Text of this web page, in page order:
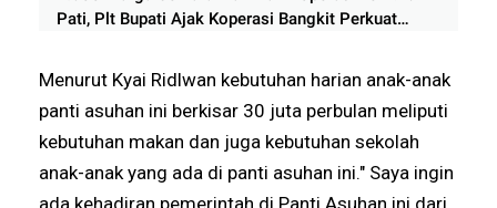
Pati, Plt Bupati Ajak Koperasi Bangkit Perkuat
Menurut Kyai Ridlwan kebutuhan harian anak-anak
panti asuhan ini berkisar 30 juta perbulan meliputi
kebutuhan makan dan juga kebutuhan sekolah
anak-anak yang ada di panti asuhan ini." Saya ingin
ada kehadiran pemerintah di Panti Asuhan ini dari